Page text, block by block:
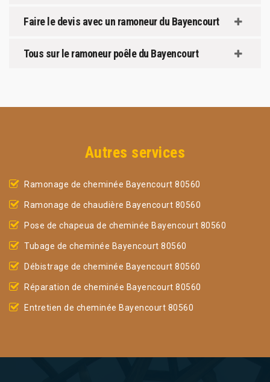
Faire le devis avec un ramoneur du Bayencourt
Tous sur le ramoneur poêle du Bayencourt
Autres services
Ramonage de cheminée Bayencourt 80560
Ramonage de chaudière Bayencourt 80560
Pose de chapeua de cheminée Bayencourt 80560
Tubage de cheminée Bayencourt 80560
Débistrage de cheminée Bayencourt 80560
Réparation de cheminée Bayencourt 80560
Entretien de cheminée Bayencourt 80560